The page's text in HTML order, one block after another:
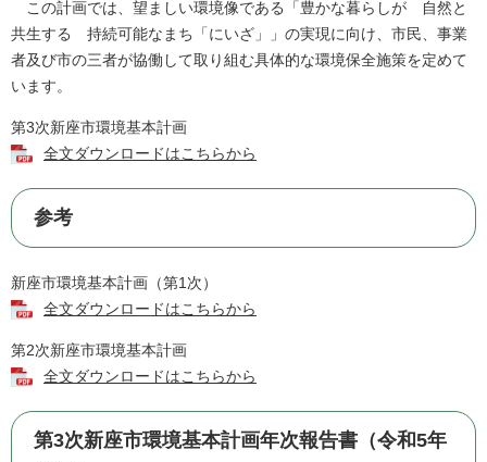
この計画では、望ましい環境像である「豊かな暮らしが 自然と
共生する 持続可能なまち「にいざ」」の実現に向け、市民、事業
者及び市の三者が協働して取り組む具体的な環境保全施策を定めて
います。
第3次新座市環境基本計画
全文ダウンロードはこちらから
参考
新座市環境基本計画（第1次​）
全文ダウンロードはこちらから
第2次新座市環境基本計画
全文ダウンロードはこちらから
第3次新座市環境基本計画年次報告書（令和5年